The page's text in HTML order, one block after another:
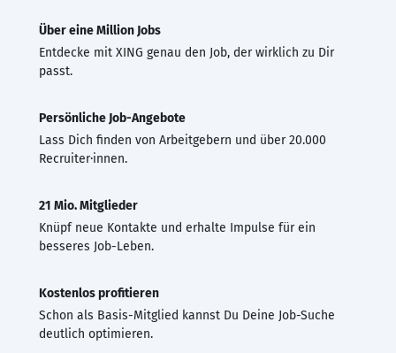
Über eine Million Jobs
Entdecke mit XING genau den Job, der wirklich zu Dir
passt.
Persönliche Job-Angebote
Lass Dich finden von Arbeitgebern und über 20.000
Recruiter·innen.
21 Mio. Mitglieder
Knüpf neue Kontakte und erhalte Impulse für ein
besseres Job-Leben.
Kostenlos profitieren
Schon als Basis-Mitglied kannst Du Deine Job-Suche
deutlich optimieren.